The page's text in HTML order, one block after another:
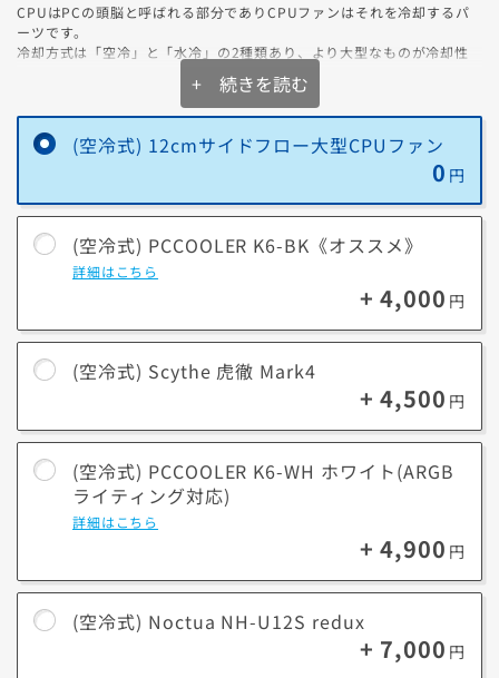
■主な機能
ウイルス対策
既知および未知のウイルスからPCを保護し、大切なデータやプライバシ
スマートファイアウォール
不正なネットワークトラフィックを監視・ブロックし、外部からの攻撃
フィッシング詐欺対策
金銭、パスワード、個人情報を盗む目的で偽装しているWebサイトをブ
ロックします。
フリーWi-Fiなど脆弱なネットワークへ接続する際も、お客様のデバイ
ス、デバイス上の情報、お客様のオンライン活動と履歴を安全に保護し
ます。
自動保護/セーフウェブ/パスワードマネージャー/クラウドバックアッ
プ/セーフカム/ブラウザ保護/ダウンロードインサイト等
CPUはPCの頭脳と呼ばれる部分でありCPUファンはそれを冷却するパ
ーツです。
冷却方式は「空冷」と「水冷」の2種類あり、より大型なものが冷却性
また360mm水冷は240mm水冷と比較して最大5℃冷える性能を発揮し
ます。
たった5℃と感じるかもしれませんが高負荷時には70℃～80℃を超える
CPUにとって、
この5℃の差は動作の安定性や故障リスクを回避することに繋がりま
※モデルによっては選択いただけない場合がございます。
水冷式
サイズ
360mm
ラジエーター
240mm
ラジエータ
CPU冷却ヘッドとラジエーターの間で冷却液を循環させ
却。
大型なほどファン搭載数が多く冷却性能が向上、
高負荷時に5℃低い状態を保ちます。(自社検証結果)
熱伝導の高い冷却水を通して高い放熱性と長時間運用で
冷却性能を発揮するため、高負荷のかかる作業に向いて
+ 続きを読む
(空冷式) 12cmサイドフロー大型CPUファン
0 円
(空冷式) PCCOOLER K6-BK《オススメ》
詳細はこちら
+ 4,000 円
(空冷式) Scythe 虎徹 Mark4
+ 4,500 円
(空冷式) PCCOOLER K6-WH ホワイト(ARGB
ライティング対応)
詳細はこちら
+ 4,900 円
(空冷式) Noctua NH-U12S redux
+ 7,000 円